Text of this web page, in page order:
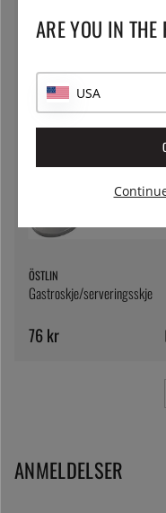
Julia Kniv, 225 mm
58 kr
ÖSTLIN
Gastroskje/serveringsskje
76 kr
ANMELDELSER
ARE YOU IN THE
USA